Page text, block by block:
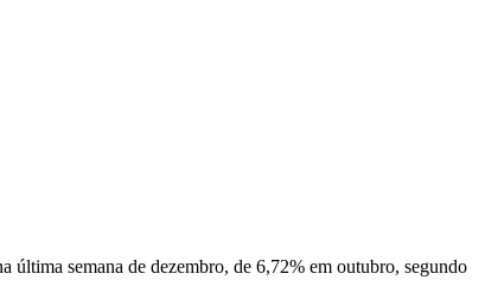
última semana de dezembro, de 6,72% em outubro, segundo